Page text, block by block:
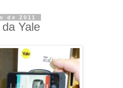
de 2011
Yale